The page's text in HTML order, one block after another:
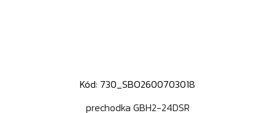
Kód: 730_SBO2600703018
prechodka GBH2-24DSR